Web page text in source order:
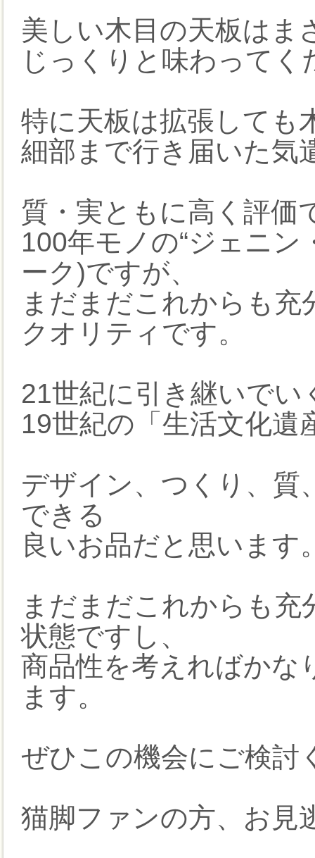
美しい木目の天板はま
じっくりと味わってく
特に天板は拡張しても
細部まで行き届いた気
質・実ともに高く評価
100年モノの“ジェニ
ーク)ですが、
まだまだこれからも
クオリティです。
21世紀に引き継いでい
19世紀の「生活文化遺
デザイン、つくり、質
できる
良いお品だと思います
まだまだこれからも
状態ですし、
商品性を考えればかな
ます。
ぜひこの機会にご検討
猫脚ファンの方、お見